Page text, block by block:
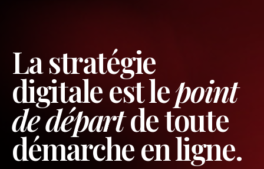
La stratégie
digitale est lepoint
de départde toute
démarche en ligne.